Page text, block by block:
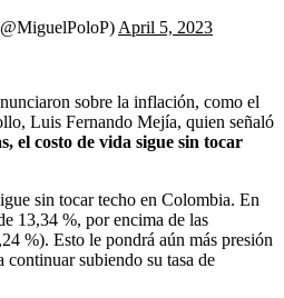
April 5, 2023
sobre la inflación, como el
Luis Fernando Mejía, quien señaló
el costo de vida sigue sin tocar
sin tocar techo en Colombia. En
13,34 %, por encima de las
%). Esto le pondrá aún más presión
subiendo su tasa de